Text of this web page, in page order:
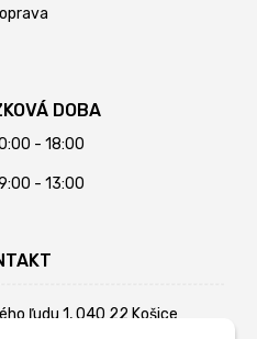
DOBA
- 18:00
- 13:00
ľudu 1, 040 22 Košice